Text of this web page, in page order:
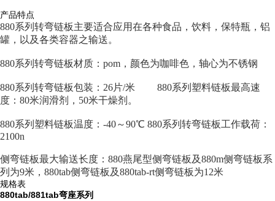
产品特点
880系列转弯链板主要适合应用在各种食品，饮料，保特瓶，铝
罐，以及各类容器之输送。
880系列转弯链板材质：pom，颜色为咖啡色，轴心为不锈钢
880系列转弯链板包装：26片/米 880系列塑料链板最高速
度：80米润滑剂，50米干燥剂。
880系列塑料链板温度：-40～90℃ 880系列转弯链板工作载荷：
2100n
侧弯链板最大输送长度：880燕尾型侧弯链板及880m侧弯链板系
列为9米，880tab侧弯链板及880tab-rt侧弯链板为12米
规格表
880tab/881tab弯座系列